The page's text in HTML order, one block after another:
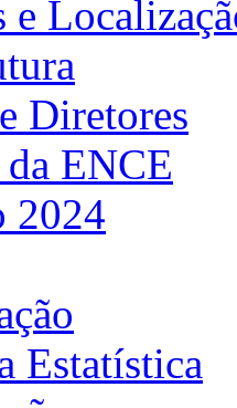
e
Diretores
ENCE
2024
Estatística